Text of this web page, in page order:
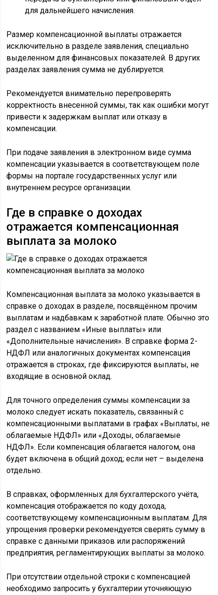
для дальнейшего начисления.
Размер компенсационной выплаты отражается
исключительно в разделе заявления, специально
выделенном для финансовых показателей. В других
разделах заявления сумма не дублируется.
Рекомендуется внимательно перепроверять
корректность внесенной суммы, так как ошибки могут
привести к задержкам выплат или отказу в
компенсации.
При подаче заявления в электронном виде сумма
компенсации указывается в соответствующем поле
формы на портале государственных услуг или
внутреннем ресурсе организации.
Где в справке о доходах
отражается компенсационная
выплата за молоко
Компенсационная выплата за молоко указывается в
справке о доходах в разделе, посвящённом прочим
выплатам и надбавкам к заработной плате. Обычно это
раздел с названием «Иные выплаты» или
«Дополнительные начисления». В справке форма 2-
НДФЛ или аналогичных документах компенсация
отражается в строках, где фиксируются выплаты, не
входящие в основной оклад.
Для точного определения суммы компенсации за
молоко следует искать показатель, связанный с
компенсационными выплатами в графах «Выплаты, не
облагаемые НДФЛ» или «Доходы, облагаемые
НДФЛ». Если компенсация облагается налогом, она
будет включена в общий доход; если нет – выделена
отдельно.
В справках, оформленных для бухгалтерского учёта,
компенсация отображается по коду дохода,
соответствующему компенсационным выплатам. Для
упрощения проверки рекомендуется сверять сумму в
справке с данными приказов или распоряжений
предприятия, регламентирующих выплаты за молоко.
При отсутствии отдельной строки с компенсацией
необходимо запросить у бухгалтерии уточняющую